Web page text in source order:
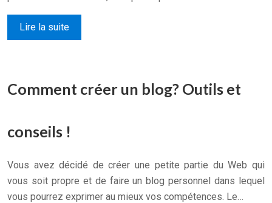
Lire la suite
Comment créer un blog? Outils et
conseils !
Vous avez décidé de créer une petite partie du Web qui
vous soit propre et de faire un blog personnel dans lequel
vous pourrez exprimer au mieux vos compétences. Le…